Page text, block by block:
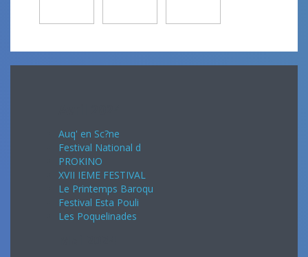
Auq' en Sc?ne
Festival National d
PROKINO
XVII IEME FESTIVAL
Le Printemps Baroqu
Festival Esta Pouli
Les Poquelinades